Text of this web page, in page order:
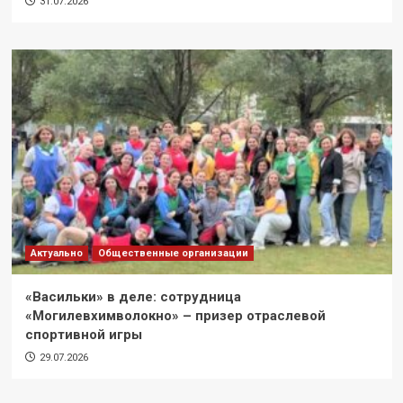
Актуально Общественные организации
«Васильки» в деле: сотрудница
«Могилевхимволокно» – призер отраслевой
спортивной игры
29.07.2026